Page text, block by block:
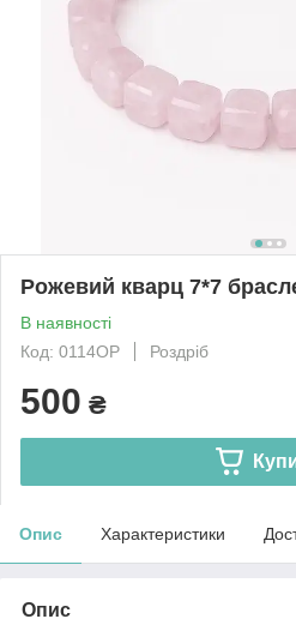
Рожевий кварц 7*7
В наявності
Код: 0114ОР
Роздріб
500 ₴
Опис Характеристики
Опис